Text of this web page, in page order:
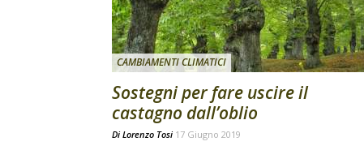
CAMBIAMENTI CLIMATICI
Sostegni per fare uscire il
castagno dall’oblio
Di Lorenzo Tosi 17 Giugno 2019